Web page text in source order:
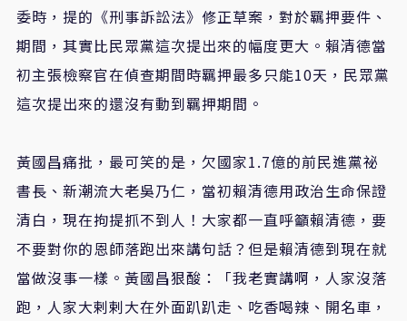
委時，提的 《刑事訴訟法》 修正草案，對於羈押要件、
期間，其實比民眾黨這次提出來的幅度更大。賴清德當
初主張檢察官在偵查期間時羈押最多只能10天，民眾黨
這次提出來的還沒有動到羈押期間。
黃國昌痛批，最可笑的是，欠國家1.7億的前民進黨祕
書長、新潮流大老吳乃仁，當初賴清德用政治生命保證
清白，現在拘提抓不到人！大家都一直呼籲賴清德，要
不要對你的恩師落跑出來講句話？但是賴清德到現在就
當做沒事一樣。黃國昌狠酸：
「我老實講啊，人家沒落
跑，人家大剌剌大在外面趴趴走、吃香喝辣、開名車，